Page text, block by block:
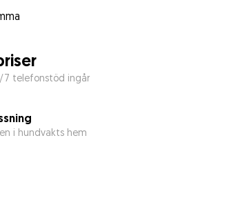
7 telefonstöd ingår
i hundvakts hem